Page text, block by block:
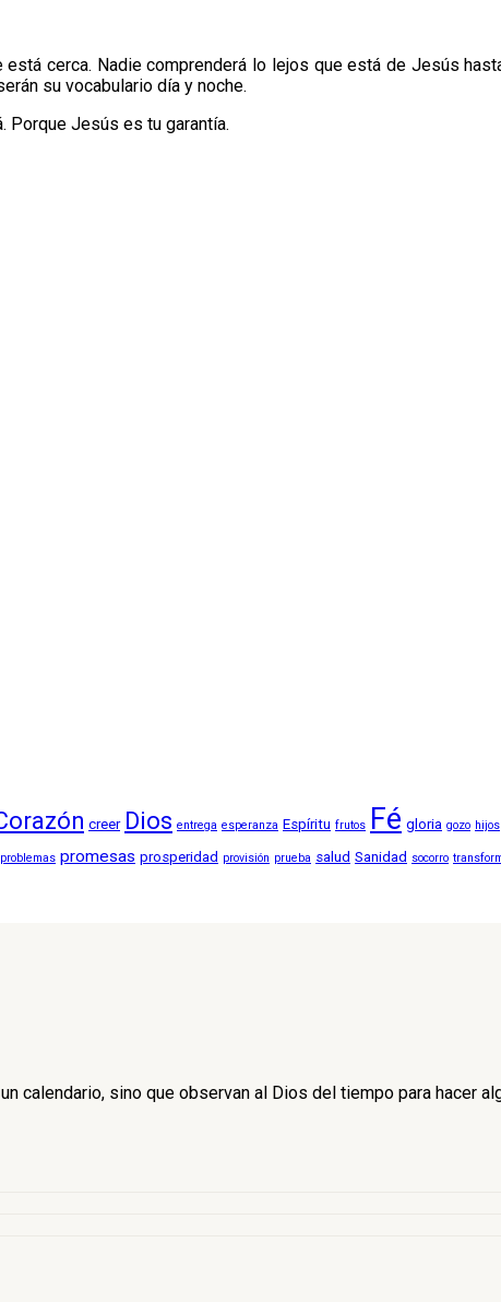
cerca. Nadie comprenderá lo lejos que está de Jesús
su vocabulario día y noche.
Porque Jesús es tu garantía.
creer Dios entrega esperanza Espíritu frutos Fé gloria gozo hijos
problemas promesas prosperidad provisión prueba salud Sanidad socorro
calendario, sino que observan al Dios del tiempo para hacer